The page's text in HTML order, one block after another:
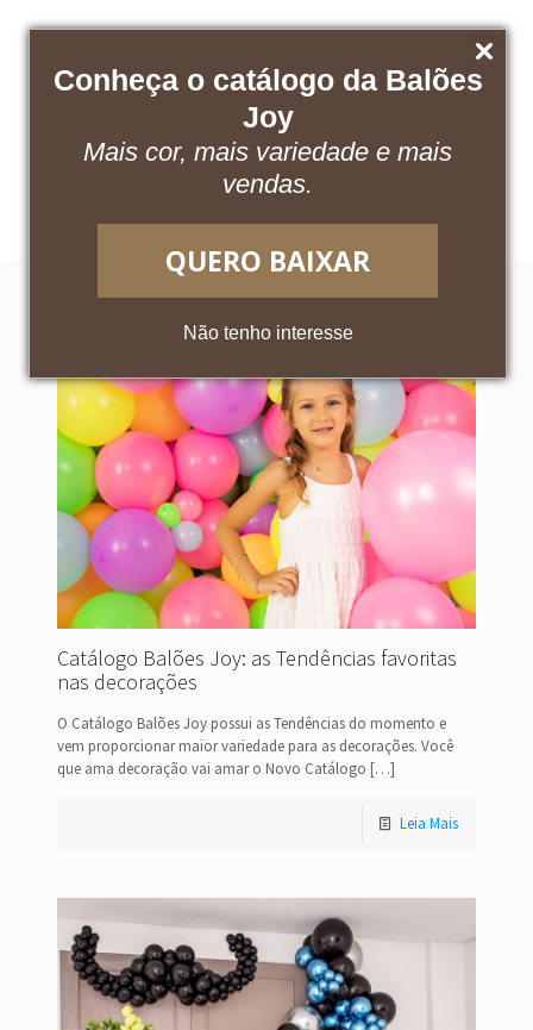
Conheça o catálogo da Balões
Joy
Mais cor, mais variedade e mais
vendas.
QUERO BAIXAR
Não tenho interesse
Baixe nosso catálogo Acesse o App
Catálogo Balões Joy: as Tendências favoritas
nas decorações
O Catálogo Balões Joy possui as Tendências do momento e
vem proporcionar maior variedade para as decorações. Você
que ama decoração vai amar o Novo Catálogo […]
Leia Mais